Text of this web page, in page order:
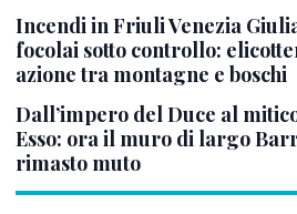
Incendi in Friuli Venezia
focolai sotto controllo:
azione tra montagne e boschi
Dall’impero del Duce al
Esso: ora il muro di largo
rimasto muto